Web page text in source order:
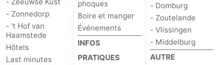
de
Mantelingen
Domburg
-
Zoutelande
-
Vlissingen
-
- Zonnedorp
- ’t Hof van
Haamstede
Hôtels
Last minutes
phoques
Boire et manger
Événements
INFOS
PRATIQUES
- Domburg
- Zoutelande
- Vlissingen
- Middelburg
AUTRE